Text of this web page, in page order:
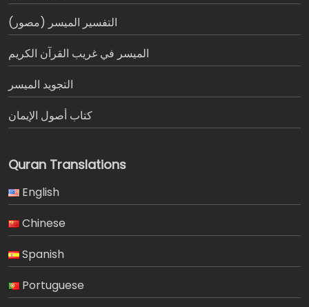
التفسير الميسر (مصور)
الميسر في غريب القرآن الكريم
التجويد الميسر
كتاب أصول الإيمان
Quran Translations
English
Chinese
Spanish
Portuguese